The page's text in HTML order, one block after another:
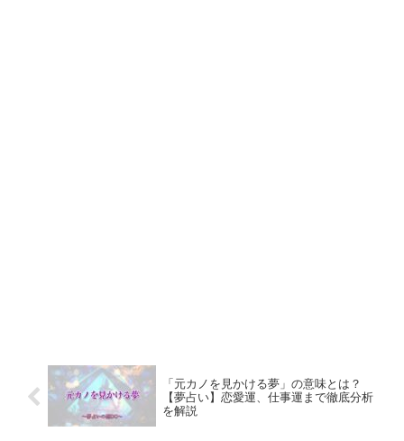
「元カノを見かける夢」の意味とは？
【夢占い】恋愛運、仕事運まで徹底分析
を解説